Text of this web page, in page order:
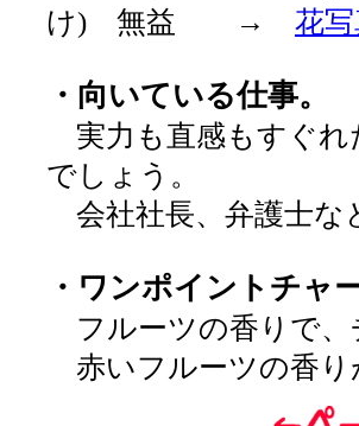
け) 無益 → 花
・向いている仕事。
実力も直感もすぐれ
でしょう。
会社社長、弁護士な
・ワンポイントチャ
フルーツの香りで、
赤いフルーツの香り